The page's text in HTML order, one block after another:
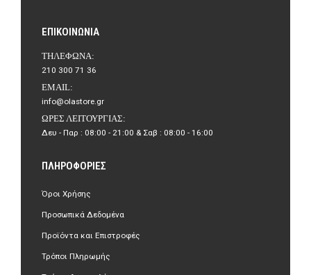
ΕΠΙΚΟΙΝΩΝΊΑ
ΤΗΛΈΦΩΝΑ:
210 300 71 36
EMAIL:
info@olastore.gr
ΏΡΕΣ ΛΕΙΤΟΥΡΓΊΑΣ:
Δευ - Παρ : 08:00 - 21:00 & Σαβ : 08:00 - 16:00
ΠΛΗΡΟΦΟΡΊΕΣ
Όροι Χρήσης
Προσωπικά Δεδομένα
Προϊόντα και Επιστροφές
Τρόποι Πληρωμής